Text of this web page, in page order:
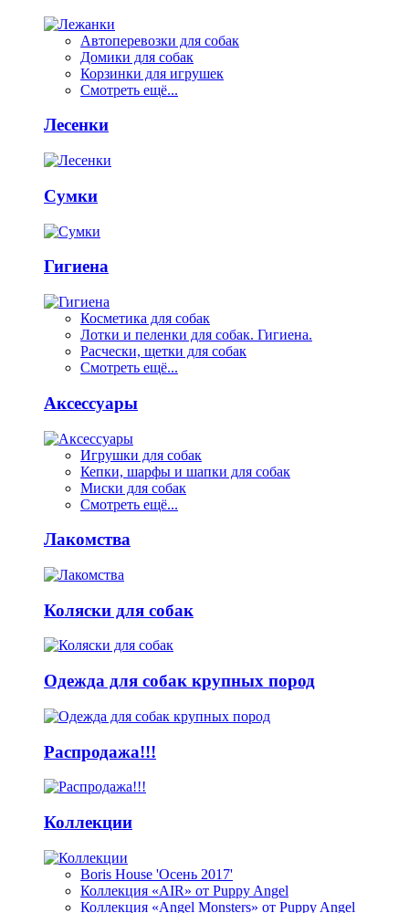
Автоперевозки для собак
Домики для собак
Корзинки для игрушек
Смотреть ещё...
Лесенки
Сумки
Гигиена
Косметика для собак
Лотки и пеленки для собак. Гигиена.
Расчески, щетки для собак
Смотреть ещё...
Аксессуары
Игрушки для собак
Кепки, шарфы и шапки для собак
Миски для собак
Смотреть ещё...
Лакомства
Коляски для собак
Одежда для собак крупных пород
Распродажа!!!
Коллекции
Boris House 'Осень 2017'
Коллекция «AIR» от Puppy Angel
Коллекция «Angel Monsters» от Puppy Angel